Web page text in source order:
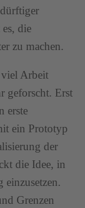
die
zu machen.
Arbeit
geforscht. Erst
erste
ein Prototyp
der
die Idee, in
einzusetzen.
Grenzen